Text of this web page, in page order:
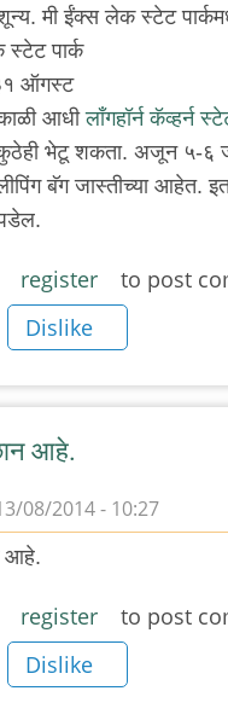
मी ईंक्स लेक स्टेट
पार्क
ऑगस्ट
आधीलाँगहॉर्न कॅव्हर्न
भेटू शकता. अजून ५-६
बॅग जास्तीच्या आहेत.
register
to post
Dislike
आहे.
08/2014 - 10:27
आहे.
register
to post
Dislike